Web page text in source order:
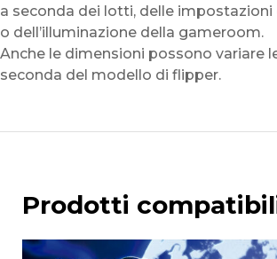
a seconda dei lotti, delle impostazioni
o dell’illuminazione della gameroom.
Anche le dimensioni possono variare
seconda del modello di flipper.
Prodotti